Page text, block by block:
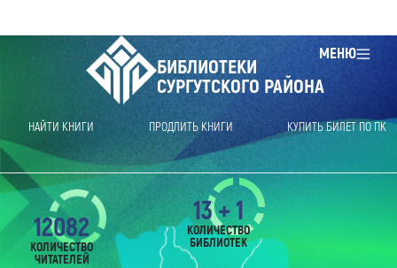
МЕНЮ
БИБЛИОТЕКИ
СУРГУТСКОГО РАЙОНА
НАЙТИ КНИГИ ПРОДЛИТЬ КНИГИ КУПИТЬ БИЛЕТ ПО ПК
12082
КОЛИЧЕСТВО
ЧИТАТЕЛЕЙ
13 + 1
КОЛИЧЕСТВО
БИБЛИОТЕК